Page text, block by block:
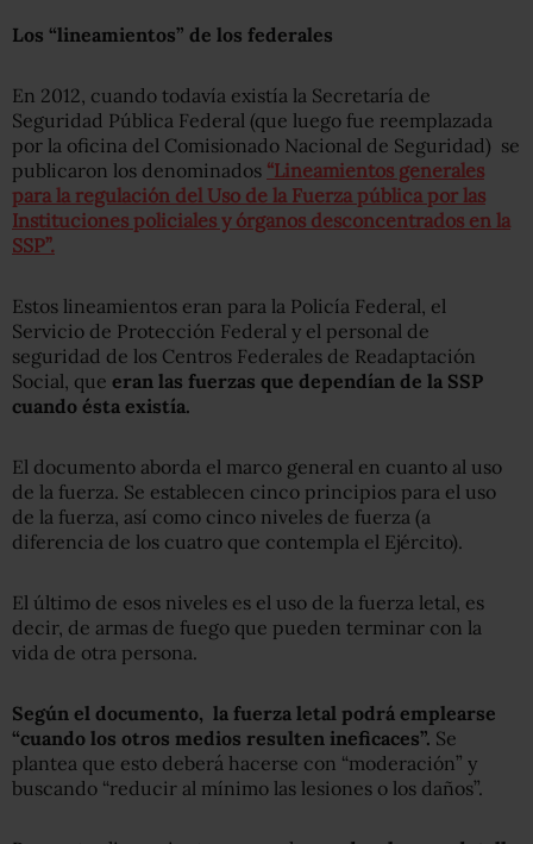
Los “lineamientos” de los federales
En 2012, cuando todavía existía la Secretaría de
Seguridad Pública Federal (que luego fue reemplazada
por la oficina del Comisionado Nacional de Seguridad) se
publicaron los denominados “Lineamientos generales
para la regulación del Uso de la Fuerza pública por las
Instituciones policiales y órganos desconcentrados en la
SSP”.
Estos lineamientos eran para la Policía Federal, el
Servicio de Protección Federal y el personal de
seguridad de los Centros Federales de Readaptación
Social, que eran las fuerzas que dependían de la SSP
cuando ésta existía.
El documento aborda el marco general en cuanto al uso
de la fuerza. Se establecen cinco principios para el uso
de la fuerza, así como cinco niveles de fuerza (a
diferencia de los cuatro que contempla el Ejército).
El último de esos niveles es el uso de la fuerza letal, es
decir, de armas de fuego que pueden terminar con la
vida de otra persona.
Según el documento, la fuerza letal podrá emplearse
“cuando los otros medios resulten ineficaces”. Se
plantea que esto deberá hacerse con “moderación” y
buscando “reducir al mínimo las lesiones o los daños”.